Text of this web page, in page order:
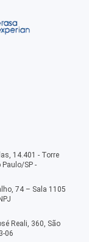
14.401 - Torre
SP -
74 – Sala 1105
Reali, 360, São
06